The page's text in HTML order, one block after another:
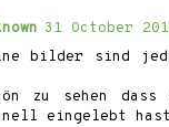
31 October
bilder sind
zu sehen
eingelebt